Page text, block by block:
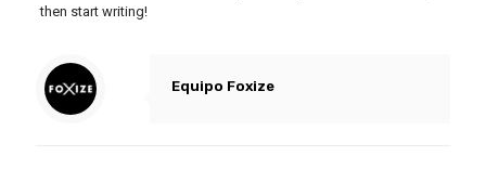
then start writing!
Equipo Foxize